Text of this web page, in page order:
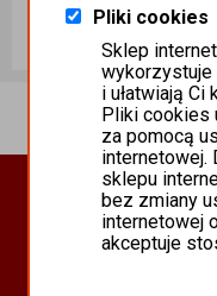
MISTRAL.NET Sp. z o.o
Dodaj do koszyka
PROGRAMY
Pliki cookies
Sklep
wykorzystuje
i ułatwiają
Pliki cookies
za pomocą
internetowej.
sklepu
bez zmiany
internetowej
akceptuje